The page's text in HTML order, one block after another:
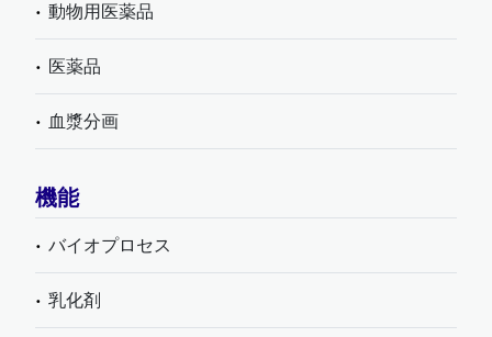
動物用医薬品
医薬品
血漿分画
機能
バイオプロセス
乳化剤